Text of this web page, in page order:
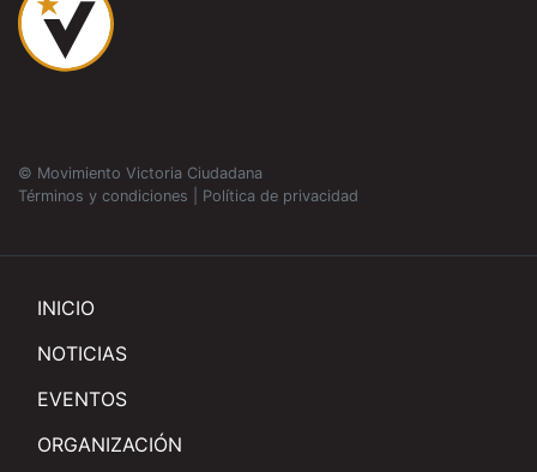
© Movimiento Victoria Ciudadana
Términos y condiciones
Política de privacidad
INICIO
NOTICIAS
EVENTOS
ORGANIZACIÓN